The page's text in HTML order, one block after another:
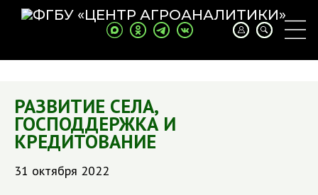
РАЗВИТИЕ СЕЛА,
ГОСПОДДЕРЖКА И
КРЕДИТОВАНИЕ
31 октября 2022